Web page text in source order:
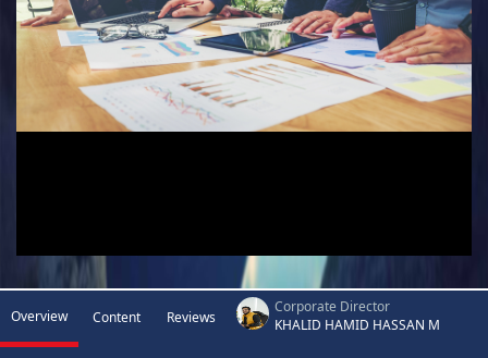
Overview Content Reviews
Corporate Director
KHALID HAMID HASSAN M